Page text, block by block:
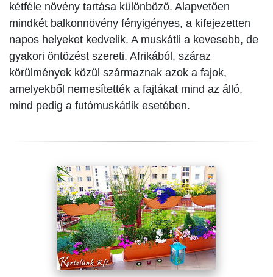
kétféle növény tartása különböző. Alapvetően
mindkét balkonnövény fényigényes, a kifejezetten
napos helyeket kedvelik. A muskátli a kevesebb, de
gyakori öntözést szereti. Afrikából, száraz
körülmények közül származnak azok a fajok,
amelyekből nemesítették a fajtákat mind az álló,
mind pedig a futómuskátlik esetében.